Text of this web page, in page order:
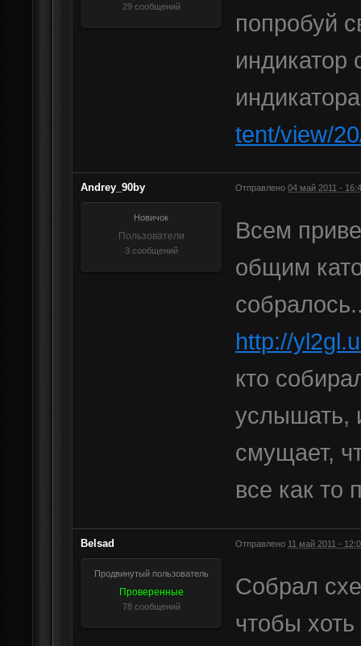
29 сообщений
попробуй
индикатор
tent/view/
Andrey_90by Отправлено 04 май 2011 -
Новичок
Пользователи
3 сообщений
Всем
общим
http://
кто
услышать,
смущает,
все как то
Belsad Отправлено 11 май 2011 -
Продвинутый пользователь
Проверенные
78 сообщений
Собрал
чтобы хоть